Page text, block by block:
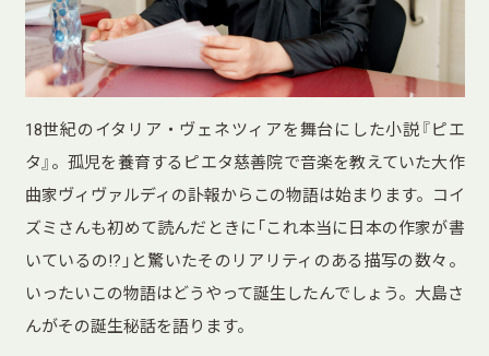
18世紀のイタリア・ヴェネツィアを舞台にした小説『ピエ
タ』。孤児を養育するピエタ慈善院で音楽を教えていた大作
曲家ヴィヴァルディの訃報からこの物語は始まります。コイ
ズミさんも初めて読んだときに「これ本当に日本の作家が書
いているの!?」と驚いたそのリアリティのある描写の数々。
いったいこの物語はどうやって誕生したんでしょう。大島さ
んがその誕生秘話を語ります。